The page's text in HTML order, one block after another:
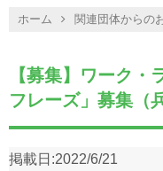
ホーム 関連団体からの
【募集】ワーク
フレーズ」募集（
掲載日:2022/6/21